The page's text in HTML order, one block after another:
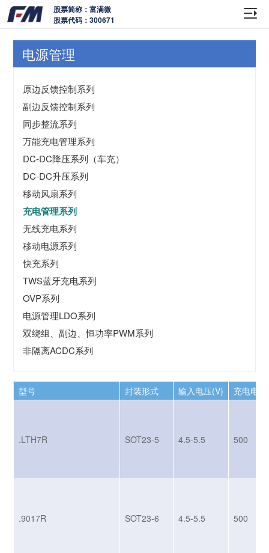
股票简称：富满微
股票代码：300671
电源管理
原边反馈控制系列
副边反馈控制系列
同步整流系列
万能充电管理系列
DC-DC降压系列（车充）
DC-DC升压系列
移动风扇系列
充电管理系列
无线充电系列
移动电源系列
快充系列
TWS蓝牙充电系列
OVP系列
电源管理LDO系列
双绕组、副边、恒功率PWM系列
非隔离ACDC系列
型号 封装形式 输入电压(V) 充电电
.LTH7R SOT23-5 4.5-5.5 500
.9017R SOT23-6 4.5-5.5 500